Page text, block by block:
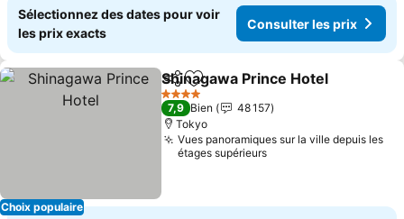
Sélectionnez des dates pour voir
les prix exacts
Consulter les prix
Choix populaire
PartagerAjouter à mes favoris
Shinagawa Prince Hotel
4 Étoiles
7,9 Bien
48 157
Tokyo
Vues panoramiques sur la ville depuis les
étages supérieurs